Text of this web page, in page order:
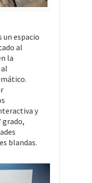
un espacio
al
la
y
grado,
blandas.